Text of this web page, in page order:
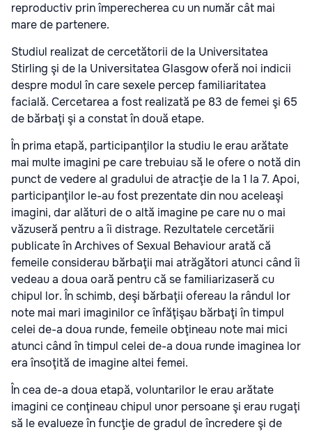
reproductiv prin împerecherea cu un număr cât mai
mare de partenere.
Studiul realizat de cercetătorii de la Universitatea
Stirling şi de la Universitatea Glasgow oferă noi indicii
despre modul în care sexele percep familiaritatea
facială. Cercetarea a fost realizată pe 83 de femei şi 65
de bărbaţi şi a constat în două etape.
În prima etapă, participanţilor la studiu le erau arătate
mai multe imagini pe care trebuiau să le ofere o notă din
punct de vedere al gradului de atracţie de la 1 la 7. Apoi,
participanţilor le-au fost prezentate din nou aceleaşi
imagini, dar alături de o altă imagine pe care nu o mai
văzuseră pentru a îi distrage. Rezultatele cercetării
publicate în Archives of Sexual Behaviour arată că
femeile considerau bărbaţii mai atrăgători atunci când îi
vedeau a doua oară pentru că se familiarizaseră cu
chipul lor. În schimb, deşi bărbaţii ofereau la rândul lor
note mai mari imaginilor ce înfăţişau bărbaţi în timpul
celei de-a doua runde, femeile obţineau note mai mici
atunci când în timpul celei de-a doua runde imaginea lor
era însoţită de imagine altei femei.
În cea de-a doua etapă, voluntarilor le erau arătate
imagini ce conţineau chipul unor persoane şi erau rugaţi
să le evalueze în funcţie de gradul de încredere şi de